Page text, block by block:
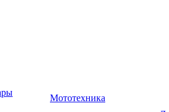
Мототехника